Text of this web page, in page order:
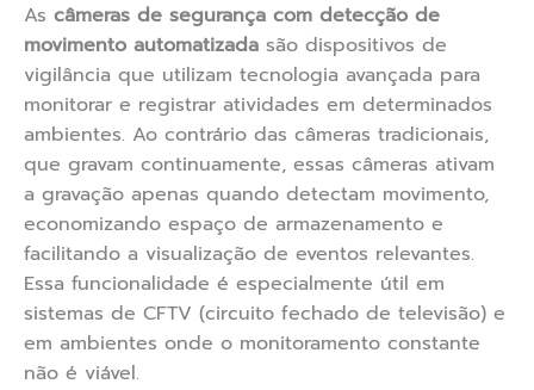
As câmeras de segurança com detecção de
movimento automatizada são dispositivos de
vigilância que utilizam tecnologia avançada para
monitorar e registrar atividades em determinados
ambientes. Ao contrário das câmeras tradicionais,
que gravam continuamente, essas câmeras ativam
a gravação apenas quando detectam movimento,
economizando espaço de armazenamento e
facilitando a visualização de eventos relevantes.
Essa funcionalidade é especialmente útil em
sistemas de CFTV (circuito fechado de televisão) e
em ambientes onde o monitoramento constante
não é viável.